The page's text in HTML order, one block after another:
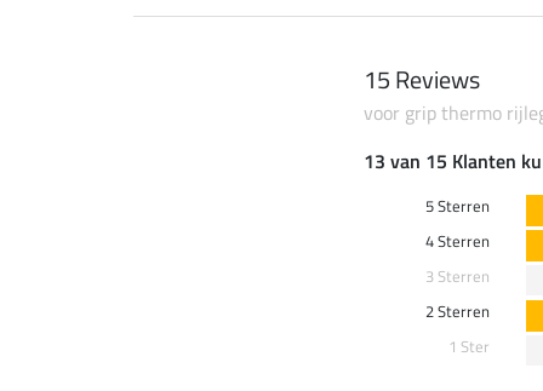
15 Reviews
voor grip thermo
13 van 15 Klanten
5 Sterren
4 Sterren
3 Sterren
2 Sterren
1 Ster